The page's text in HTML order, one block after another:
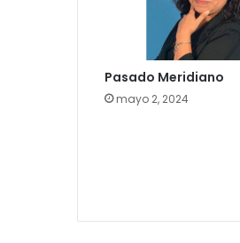
Pasado Meridiano
mayo 2, 2024